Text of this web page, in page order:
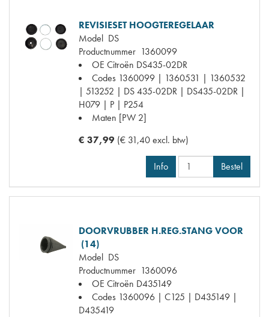
REVISIESET HOOGTEREGELAAR
Model DS
Productnummer 1360099
OE Citroën DS435-02DR
Codes 1360099 | 1360531 | 1360532
| 513252 | DS 435-02DR | DS435-02DR |
H079 | P | P254
Maten [PW 2]
€ 37,99 (€ 31,40 excl. btw)
Info Bestel
DOORVRUBBER H.REG.STANG VOOR
(14)
Model DS
Productnummer 1360096
OE Citroën D435149
Codes 1360096 | C125 | D435149 |
D435419